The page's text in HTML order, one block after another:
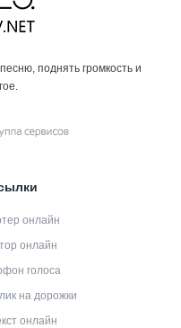
поднять громкость и
онлайн
онлайн
голоса
на дорожки
онлайн